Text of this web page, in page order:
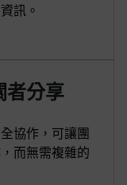
訊。
者分享
協作，可讓團
而無需複雜的